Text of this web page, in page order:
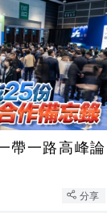
帶一路高峰論
分享